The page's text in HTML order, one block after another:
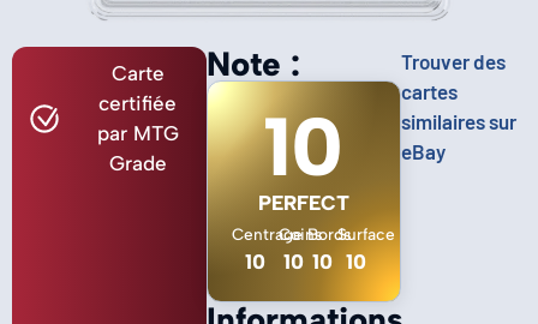
Carte
certifiée
par MTG
Grade
Note :
10
PERFECT
Centrage
10
Coins
10
Bords
10
Surface
10
Trouver des
cartes
similaires sur
eBay